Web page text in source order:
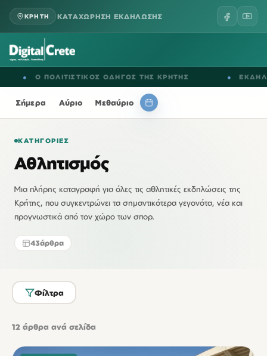
ΚΡΗΤΗ ΚΑΤΑΧΩΡΗΣΗ ΕΚΔΗΛΩΣΗΣ
ΟΔΗΓΟΣ ΤΗΣ ΚΡΗΤΗΣ ● ΕΚΔΗΛΩΣΕΙΣ ΣΕ
Σήμερα Αύριο Μεθαύριο
ΚΑΤΗΓΟΡΊΕΣ
Αθλητισμός
Μια πλήρης καταγραφή για όλες τις αθλητικές εκδηλώσεις της
Κρήτης, που συγκεντρώνει τα σημαντικότερα γεγονότα, νέα και
προγνωστικά από τον χώρο των σπορ.
43άρθρα
Φίλτρα
12 άρθρα ανά σελίδα